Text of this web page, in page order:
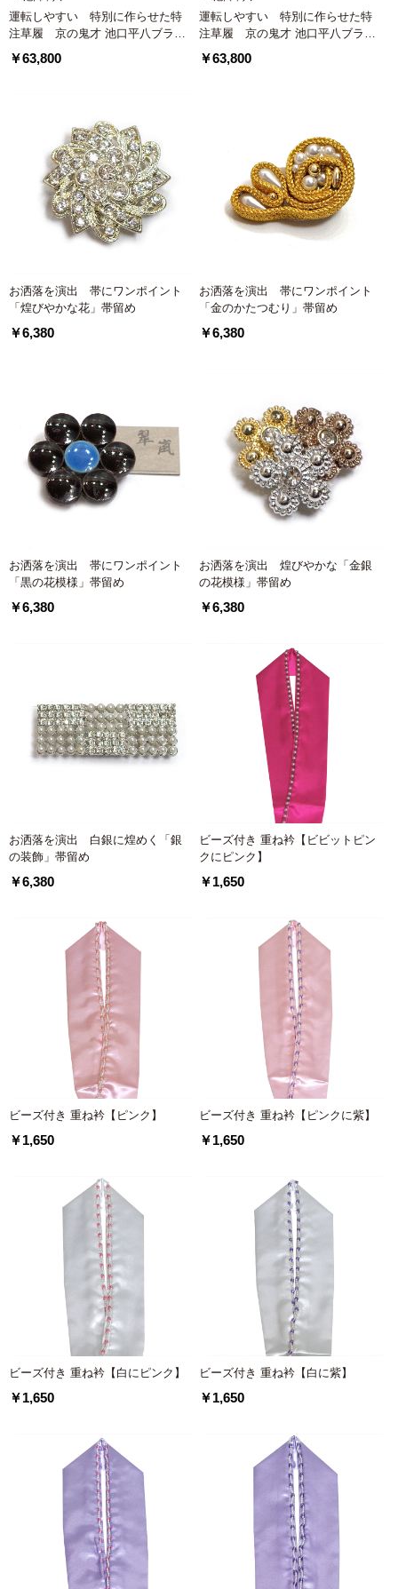
運転しやすい 特別に作らせた特
注草履 京の鬼才 池口平八ブラン
￥63,800
運転しやすい 特別に作らせた特
注草履 京の鬼才 池口平八ブラン
￥63,800
お洒落を演出 帯にワンポイント
「煌びやかな花」帯留め
￥6,380
お洒落を演出 帯にワンポイント
「金のかたつむり」帯留め
￥6,380
お洒落を演出 帯にワンポイント
「黒の花模様」帯留め
￥6,380
お洒落を演出 煌びやかな「金銀
の花模様」帯留め
￥6,380
お洒落を演出 白銀に煌めく「銀
の装飾」帯留め
￥6,380
ビーズ付き 重ね衿【ビビットピン
クにピンク】
￥1,650
ビーズ付き 重ね衿【ピンク】
￥1,650
ビーズ付き 重ね衿【ピンクに紫】
￥1,650
ビーズ付き 重ね衿【白にピンク】
￥1,650
ビーズ付き 重ね衿【白に紫】
￥1,650